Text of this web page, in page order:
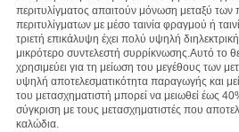
περιτυλίγματος απαιτούν μόνωση μεταξύ
περιτυλίγματων με μέσο ταινία φραγμού ή
τριετή επικάλυψη έχει πολύ υψηλή
μικρότερο συντελεστή συρρίκνωσης.Αυτό το
χρησιμεύει για τη μείωση του μεγέθους των
υψηλή αποτελεσματικότητα παραγωγής και
του μετασχηματιστή μπορεί να μειωθεί έως
σύγκριση με τους μετασχηματιστές που
καλώδια.